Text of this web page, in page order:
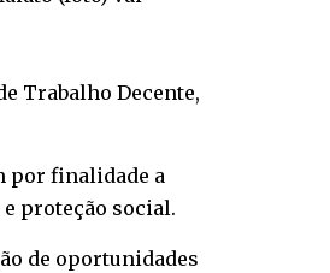
Trabalho Decente,
por finalidade a
proteção social.
de oportunidades